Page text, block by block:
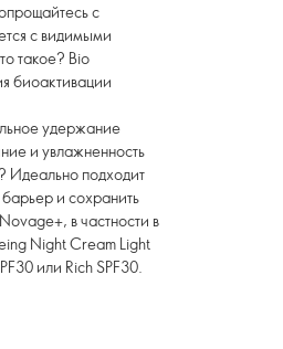
с
с видимыми
такое? Bio
биоактивации
удержание
и увлажненность
Идеально подходит
и сохранить
в частности в
Night Cream Light
или Rich SPF30.